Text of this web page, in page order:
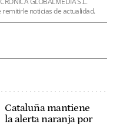
noticias de actualidad.
Cataluña mantiene
la alerta naranja por